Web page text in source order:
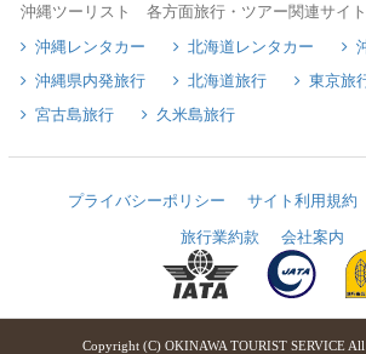
沖縄ツーリスト 各方面旅行・ツアー関連サイト
沖縄レンタカー
北海道レンタカー
沖縄県内発旅行
北海道旅行 東京旅
宮古島旅行
久米島旅行
プライバシーポリシー サイト利用規約
旅行業約款
会社案内
Copyright (C) OKINAWA TOURIST SERVICE All